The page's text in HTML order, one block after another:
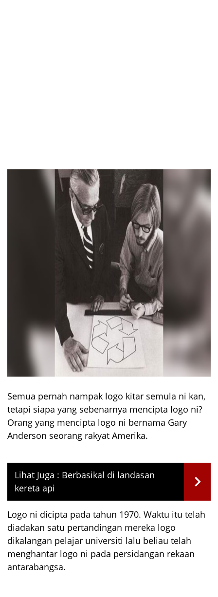
Semua pernah nampak logo kitar semula ni kan,
tetapi siapa yang sebenarnya mencipta logo ni?
Orang yang mencipta logo ni bernama Gary
Anderson seorang rakyat Amerika.
Lihat Juga : Berbasikal di landasan
kereta api
Logo ni dicipta pada tahun 1970. Waktu itu telah
diadakan satu pertandingan mereka logo
dikalangan pelajar universiti lalu beliau telah
menghantar logo ni pada persidangan rekaan
antarabangsa.